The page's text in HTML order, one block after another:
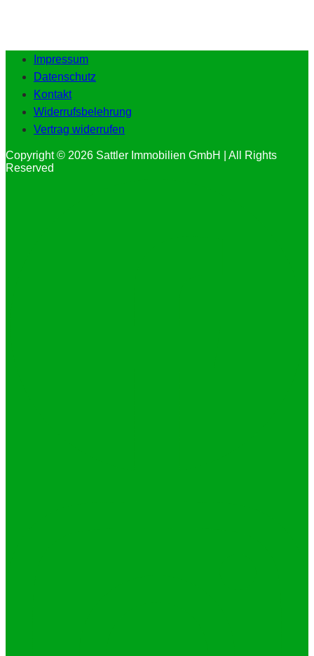
Impressum
Datenschutz
Kontakt
Widerrufsbelehrung
Vertrag widerrufen
Copyright © 2026 Sattler Immobilien GmbH | All Rights
Reserved